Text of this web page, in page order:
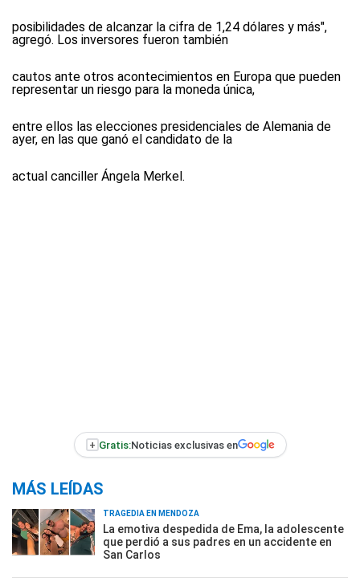
posibilidades de alcanzar la cifra de 1,24 dólares y más",
agregó. Los inversores fueron también
cautos ante otros acontecimientos en Europa que pueden
representar un riesgo para la moneda única,
entre ellos las elecciones presidenciales de Alemania de
ayer, en las que ganó el candidato de la
actual canciller Ángela Merkel.
+ Gratis:Noticias exclusivas en
MÁS LEÍDAS
TRAGEDIA EN MENDOZA
La emotiva despedida de Ema, la adolescente
que perdió a sus padres en un accidente en
San Carlos